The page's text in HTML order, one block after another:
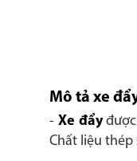
Mô tả xe
- Xe đẩy
Chất liệu thép